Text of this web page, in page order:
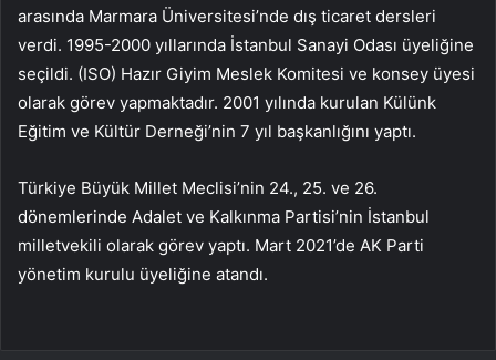
arasında Marmara Üniversitesi’nde dış ticaret dersleri
verdi. 1995-2000 yıllarında İstanbul Sanayi Odası üyeliğine
seçildi. (ISO) Hazır Giyim Meslek Komitesi ve konsey üyesi
olarak görev yapmaktadır. 2001 yılında kurulan Külünk
Eğitim ve Kültür Derneği’nin 7 yıl başkanlığını yaptı.
Türkiye Büyük Millet Meclisi’nin 24., 25. ve 26.
dönemlerinde Adalet ve Kalkınma Partisi’nin İstanbul
milletvekili olarak görev yaptı. Mart 2021’de AK Parti
yönetim kurulu üyeliğine atandı.